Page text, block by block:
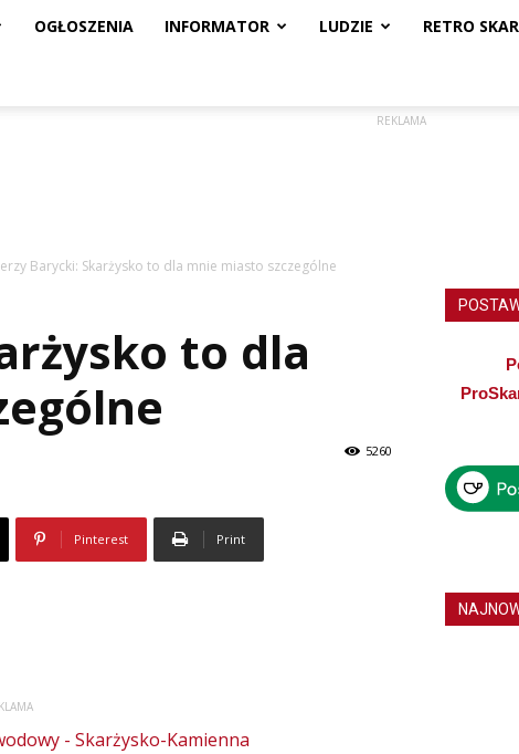
OGŁOSZENIA INFORMATOR LUDZIE RETRO
REKLAMA
Barycki: Skarżysko to dla mnie miasto szczególne
to dla
5260
Pinterest Print